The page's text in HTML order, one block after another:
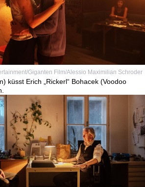
Giganten Film/Alessio Maximilian Schroder
küsst Erich „Rickerl“ Bohacek (Voodoo